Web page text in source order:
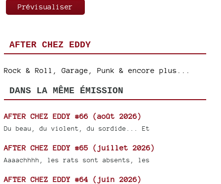
AFTER CHEZ EDDY
Rock & Roll, Garage, Punk & encore plus...
DANS LA MÊME ÉMISSION
AFTER CHEZ EDDY #66 (août 2026)
Du beau, du violent, du sordide... Et
AFTER CHEZ EDDY #65 (juillet 2026)
Aaaachhhh, les rats sont absents, les
AFTER CHEZ EDDY #64 (juin 2026)